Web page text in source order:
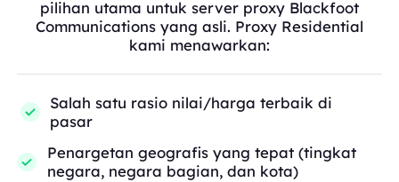
pilihan utama untuk server proxy Blackfoot
Communications yang asli. Proxy Residential
kami menawarkan:
Salah satu rasio nilai/harga terbaik di
pasar
Penargetan geografis yang tepat (tingkat
negara, negara bagian, dan kota)